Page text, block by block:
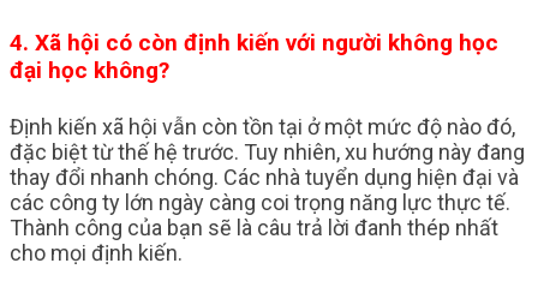
4. Xã hội có còn định kiến với người không học
đại học không?
Định kiến xã hội vẫn còn tồn tại ở một mức độ nào đó,
đặc biệt từ thế hệ trước. Tuy nhiên, xu hướng này đang
thay đổi nhanh chóng. Các nhà tuyển dụng hiện đại và
các công ty lớn ngày càng coi trọng năng lực thực tế.
Thành công của bạn sẽ là câu trả lời đanh thép nhất
cho mọi định kiến.